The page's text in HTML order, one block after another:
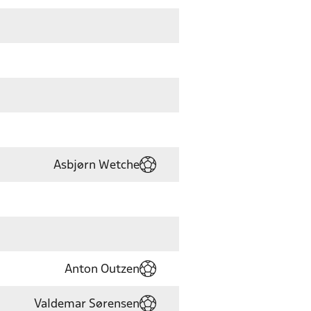
Asbjørn Wetche
Anton Outzen
Valdemar Sørensen